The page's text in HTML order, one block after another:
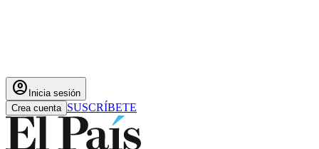
account_circle Inicia sesión
Crea cuenta SUSCRÍBETE